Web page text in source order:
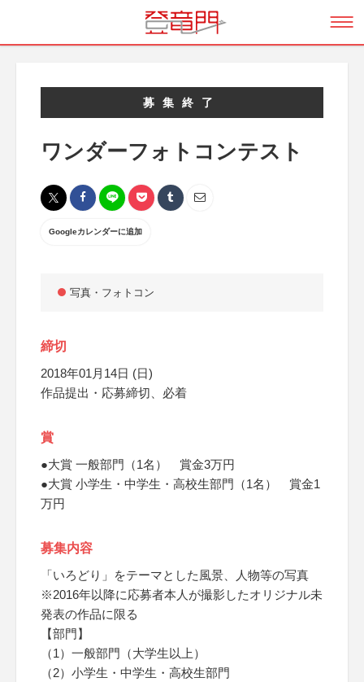
募集終了
ワンダーフォトコンテスト
Googleカレンダーに追加
写真・フォトコン
締切
2018年01月14日 (日)
作品提出・応募締切、必着
賞
●大賞 一般部門（1名） 賞金3万円
●大賞 小学生・中学生・高校生部門（1名） 賞金1
万円
募集内容
「いろどり」をテーマとした風景、人物等の写真
※2016年以降に応募者本人が撮影したオリジナル未
発表の作品に限る
【部門】
（1）一般部門（大学生以上）
（2）小学生・中学生・高校生部門